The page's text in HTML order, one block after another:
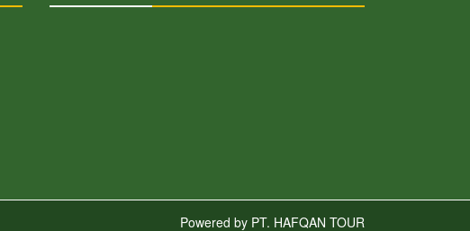
Powered by PT. HAFQAN TOUR